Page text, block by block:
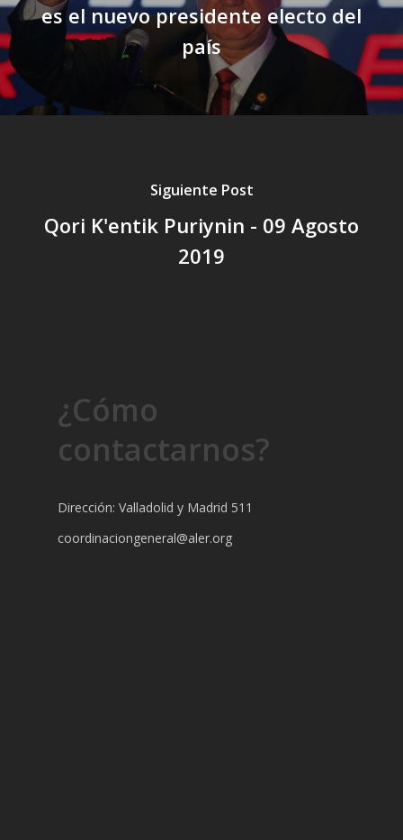
es el nuevo presidente electo del
país
Siguiente Post
Qori K'entik Puriynin - 09 Agosto
2019
¿Cómo
contactarnos?
Dirección: Valladolid y Madrid 511
coordinaciongeneral@aler.org